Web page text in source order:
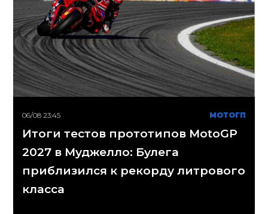
06/08 23:45 МОТОГП
Итоги тестов прототипов MotoGP
2027 в Муджелло: Булега
приблизился к рекорду литрового
класса